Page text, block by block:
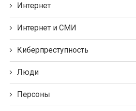
Интернет
Интернет и СМИ
Киберпреступность
Люди
Персоны